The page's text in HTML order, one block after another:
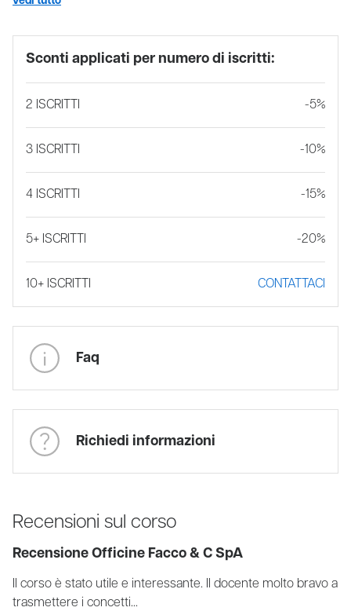
Sconti applicati per numero di iscritti:
2 ISCRITTI -5%
3 ISCRITTI -10%
4 ISCRITTI -15%
5+ ISCRITTI -20%
10+ ISCRITTI CONTATTACI
Faq
Richiedi informazioni
Recensioni sul corso
Recensione Officine Facco & C SpA
Il corso è stato utile e interessante. Il docente molto bravo a
trasmettere i concetti...